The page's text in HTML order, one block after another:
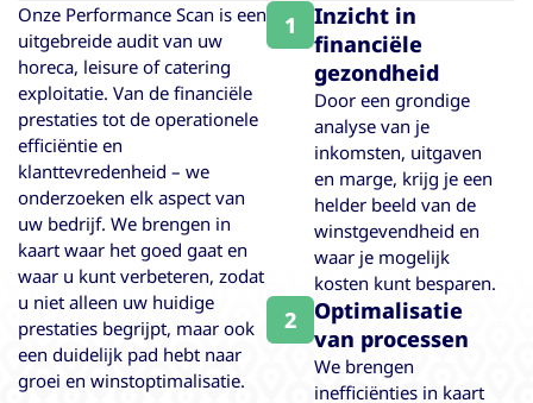
Onze Performance Scan is een
uitgebreide audit van uw
horeca, leisure of catering
exploitatie. Van de financiële
prestaties tot de operationele
efficiëntie en
klanttevredenheid – we
onderzoeken elk aspect van
uw bedrijf. We brengen in
kaart waar het goed gaat en
waar u kunt verbeteren, zodat
u niet alleen uw huidige
prestaties begrijpt, maar ook
een duidelijk pad hebt naar
groei en winstoptimalisatie.
1
Inzicht in
financiële
gezondheid
Door een grondige
analyse van je
inkomsten, uitgaven
en marge, krijg je een
helder beeld van de
winstgevendheid en
waar je mogelijk
kosten kunt besparen.
2
Optimalisatie
van processen
We brengen
inefficiënties in kaart